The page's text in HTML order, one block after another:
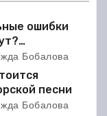
ошибки
готовит
Бобалова
песни
Бобалова